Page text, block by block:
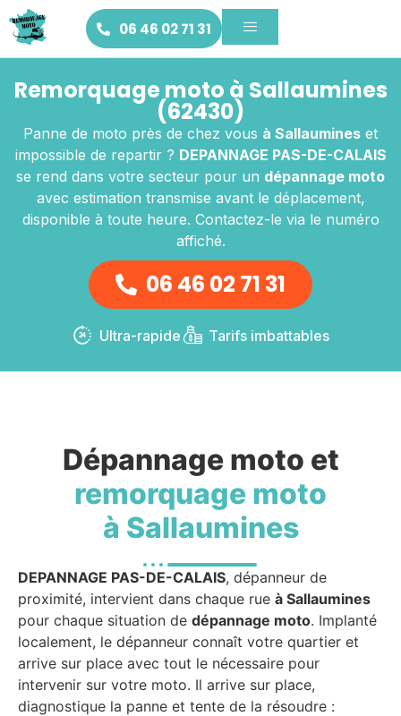
06 46 02 71 31
Remorquage moto à Sallaumines
(62430)
Panne de moto près de chez vous à Sallaumines et
impossible de repartir ? DEPANNAGE PAS-DE-CALAIS
se rend dans votre secteur pour un dépannage moto
avec estimation transmise avant le déplacement,
disponible à toute heure. Contactez-le via le numéro
affiché.
06 46 02 71 31
Ultra-rapide Tarifs imbattables
Dépannage moto et
remorquage moto
à Sallaumines
DEPANNAGE PAS-DE-CALAIS, dépanneur de
proximité, intervient dans chaque rue à Sallaumines
pour chaque situation de dépannage moto. Implanté
localement, le dépanneur connaît votre quartier et
arrive sur place avec tout le nécessaire pour
intervenir sur votre moto. Il arrive sur place,
diagnostique la panne et tente de la résoudre :